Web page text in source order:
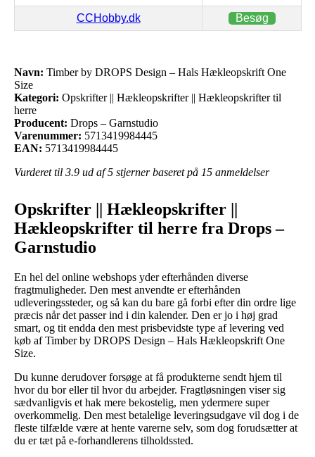
CCHobby.dk Besøg
Navn: Timber by DROPS Design – Hals Hækleopskrift One
Size
Kategori: Opskrifter || Hækleopskrifter || Hækleopskrifter til
herre
Producent: Drops – Garnstudio
Varenummer: 5713419984445
EAN: 5713419984445
Vurderet til 3.9 ud af 5 stjerner baseret på 15 anmeldelser
Opskrifter || Hækleopskrifter ||
Hækleopskrifter til herre fra Drops –
Garnstudio
En hel del online webshops yder efterhånden diverse
fragtmuligheder. Den mest anvendte er efterhånden
udleveringssteder, og så kan du bare gå forbi efter din ordre lige
præcis når det passer ind i din kalender. Den er jo i høj grad
smart, og tit endda den mest prisbevidste type af levering ved
køb af Timber by DROPS Design – Hals Hækleopskrift One
Size.
Du kunne derudover forsøge at få produkterne sendt hjem til
hvor du bor eller til hvor du arbejder. Fragtløsningen viser sig
sædvanligvis et hak mere bekostelig, men ydermere super
overkommelig. Den mest betalelige leveringsudgave vil dog i de
fleste tilfælde være at hente varerne selv, som dog forudsætter at
du er tæt på e-forhandlerens tilholdssted.